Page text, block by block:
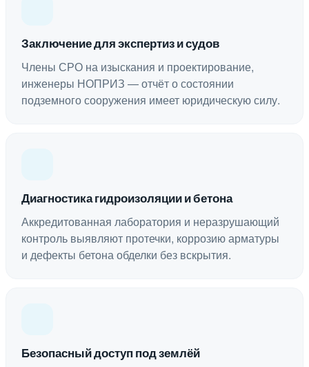
Заключение для экспертиз и судов
Члены СРО на изыскания и проектирование,
инженеры НОПРИЗ — отчёт о состоянии
подземного сооружения имеет юридическую силу.
Диагностика гидроизоляции и бетона
Аккредитованная лаборатория и неразрушающий
контроль выявляют протечки, коррозию арматуры
и дефекты бетона обделки без вскрытия.
Безопасный доступ под землёй